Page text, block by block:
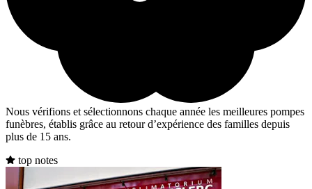
Nous vérifions et sélectionnons chaque année les meilleures pompes
funèbres, établis grâce au retour d’expérience des familles depuis
plus de 15 ans.
top notes